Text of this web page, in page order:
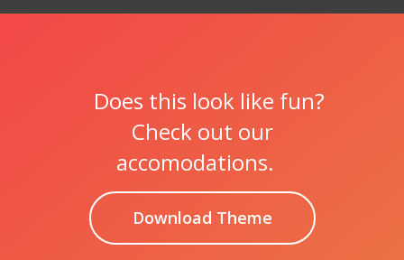
Does this look like fun?
Check out our
accomodations.
Download Theme